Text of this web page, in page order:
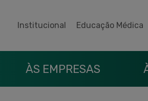
Institucional Educação Médica
ÀS EMPRESAS